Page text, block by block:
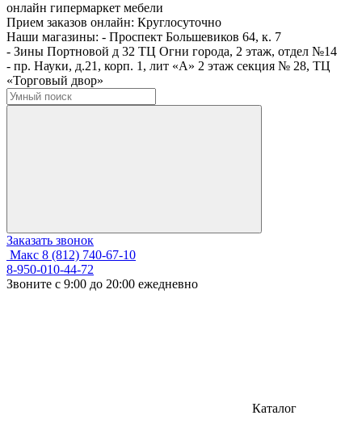
онлайн гипермаркет мебели
Прием заказов онлайн: Круглосуточно
Наши магазины: - Проспект Большевиков 64, к. 7
- Зины Портновой д 32 ТЦ Огни города, 2 этаж, отдел №14
- пр. Науки, д.21, корп. 1, лит «А» 2 этаж секция № 28, ТЦ
«Торговый двор»
Заказать звонок
Макс 8 (812) 740-67-10
8-950-010-44-72
Звоните с 9:00 до 20:00 ежедневно
Каталог